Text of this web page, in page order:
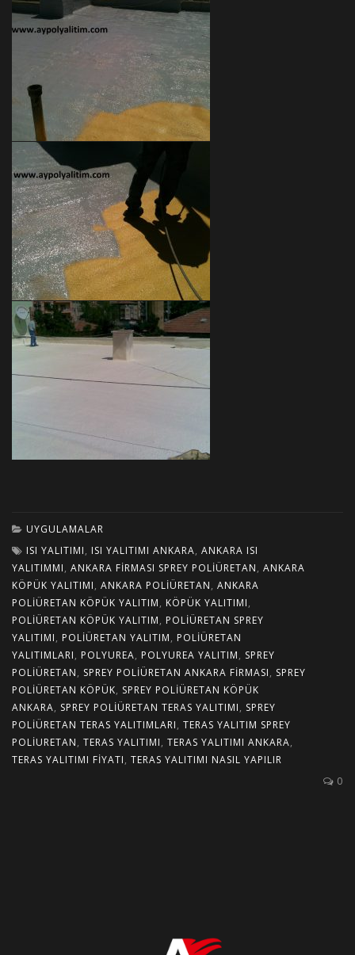
UYGULAMALAR
ISI YALITIMI, ISI YALITIMI ANKARA, ANKARA ISI
YALITIMMI, ANKARA FIRMASI SPREY POLIÜRETAN, ANKARA
KÖPÜK YALITIMI, ANKARA POLIÜRETAN, ANKARA
POLIÜRETAN KÖPÜK YALITIM, KÖPÜK YALITIMI,
POLIÜRETAN KÖPÜK YALITIM, POLIÜRETAN SPREY
YALITIMI, POLIÜRETAN YALITIM, POLIÜRETAN
YALITIMLARI, POLYUREA, POLYUREA YALITIM, SPREY
POLIÜRETAN, SPREY POLIÜRETAN ANKARA FIRMASI, SPREY
POLIÜRETAN KÖPÜK, SPREY POLIÜRETAN KÖPÜK
ANKARA, SPREY POLIÜRETAN TERAS YALITIMI, SPREY
POLIÜRETAN TERAS YALITIMLARI, TERAS YALITIM SPREY
POLIURETAN, TERAS YALITIMI, TERAS YALITIMI ANKARA,
TERAS YALITIMI FIYATI, TERAS YALITIMI NASIL YAPILIR
0